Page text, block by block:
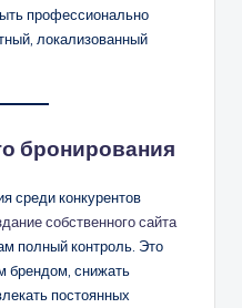
профессионально
локализованный
бронирования
среди конкурентов
собственного сайта
полный контроль. Это
брендом, снижать
постоянных